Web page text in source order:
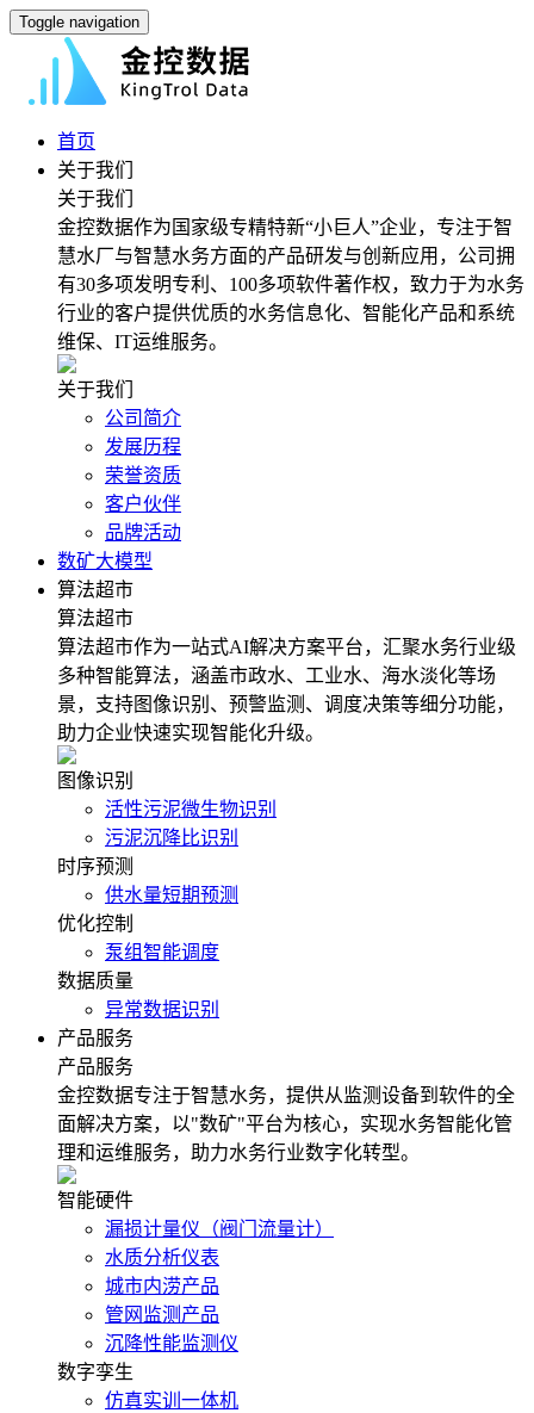
Toggle navigation
首页
关于我们
关于我们
金控数据作为国家级专精特新“小巨人”企业，专注于智
慧水厂与智慧水务方面的产品研发与创新应用，公司拥
有30多项发明专利、100多项软件著作权，致力于为水务
行业的客户提供优质的水务信息化、智能化产品和系统
维保、IT运维服务。
关于我们
公司简介
发展历程
荣誉资质
客户伙伴
品牌活动
数矿大模型
算法超市
算法超市
算法超市作为一站式AI解决方案平台，汇聚水务行业级
多种智能算法，涵盖市政水、工业水、海水淡化等场
景，支持图像识别、预警监测、调度决策等细分功能，
助力企业快速实现智能化升级。
图像识别
活性污泥微生物识别
污泥沉降比识别
时序预测
供水量短期预测
优化控制
泵组智能调度
数据质量
异常数据识别
产品服务
产品服务
金控数据专注于智慧水务，提供从监测设备到软件的全
面解决方案，以"数矿"平台为核心，实现水务智能化管
理和运维服务，助力水务行业数字化转型。
智能硬件
漏损计量仪（阀门流量计）
水质分析仪表
城市内涝产品
管网监测产品
沉降性能监测仪
数字孪生
仿真实训一体机